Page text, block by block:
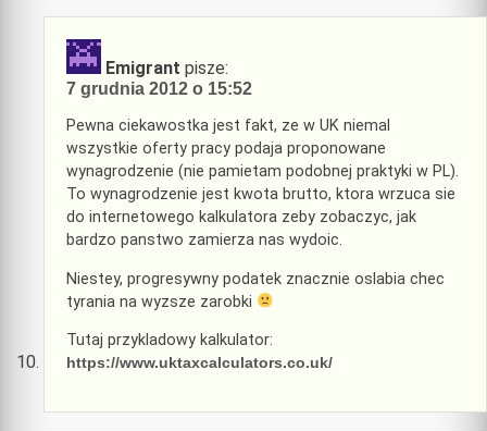
Emigrant pisze:
7 grudnia 2012 o 15:52
Pewna ciekawostka jest fakt, ze w UK niemal
wszystkie oferty pracy podaja proponowane
wynagrodzenie (nie pamietam podobnej praktyki w PL).
To wynagrodzenie jest kwota brutto, ktora wrzuca sie
do internetowego kalkulatora zeby zobaczyc, jak
bardzo panstwo zamierza nas wydoic.
Niestey, progresywny podatek znacznie oslabia chec
tyrania na wyzsze zarobki
Tutaj przykladowy kalkulator:
https://www.uktaxcalculators.co.uk/